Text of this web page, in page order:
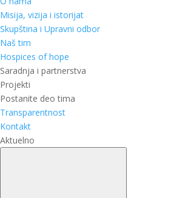
Misija, vizija i istorijat
Skupština i Upravni odbor
Naš tim
Hospices of hope
Saradnja i partnerstva
Projekti
Postanite deo tima
Transparentnost
Kontakt
Aktuelno